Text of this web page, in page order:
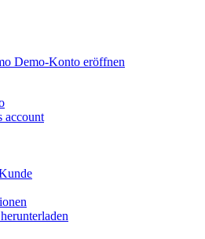
Demo-Konto eröffnen
account